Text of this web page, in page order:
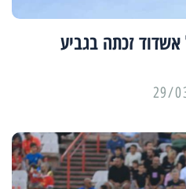
זכתה בגביע